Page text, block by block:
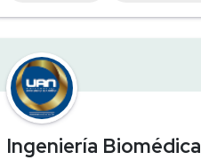
Ingeniería Biomédica